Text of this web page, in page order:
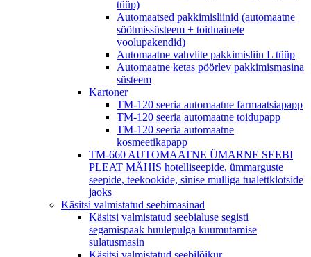
tüüp)
Automaatsed pakkimisliinid (automaatne
söötmissüsteem + toiduainete
voolupakendid)
Automaatne vahvlite pakkimisliin L tüüp
Automaatne ketas pöörlev pakkimismasina
süsteem
Kartoner
TM-120 seeria automaatne farmaatsiapapp
TM-120 seeria automaatne toidupapp
TM-120 seeria automaatne
kosmeetikapapp
TM-660 AUTOMAATNE ÜMARNE SEEBI
PLEAT MÄHIS hotelliseepide, ümmarguste
seepide, teekookide, sinise mulliga tualettklotside
jaoks
Käsitsi valmistatud seebimasinad
Käsitsi valmistatud seebialuse segisti
segamispaak huulepulga kuumutamise
sulatusmasin
Käsitsi valmistatud seebilõikur